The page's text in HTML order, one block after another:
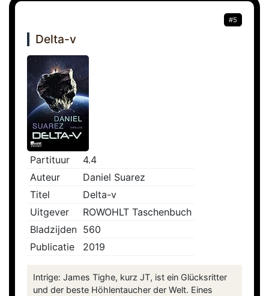
#5
Delta-v
Partituur
4.4
Auteur
Daniel Suarez
Titel
Delta-v
Uitgever
ROWOHLT Taschenbuch
Bladzijden 560
Publicatie
2019
Intrige: James Tighe, kurz JT, ist ein Glücksritter
und der beste Höhlentaucher der Welt. Eines